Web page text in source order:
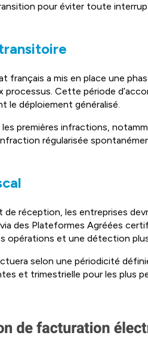
pour éviter toute
français a mis en place une
processus. Cette période
le déploiement généralisé.
premières infractions,
régularisée
de réception, les entreprises
des Plateformes Agréées
opérations et une détection
selon une périodicité
et trimestrielle pour les plus